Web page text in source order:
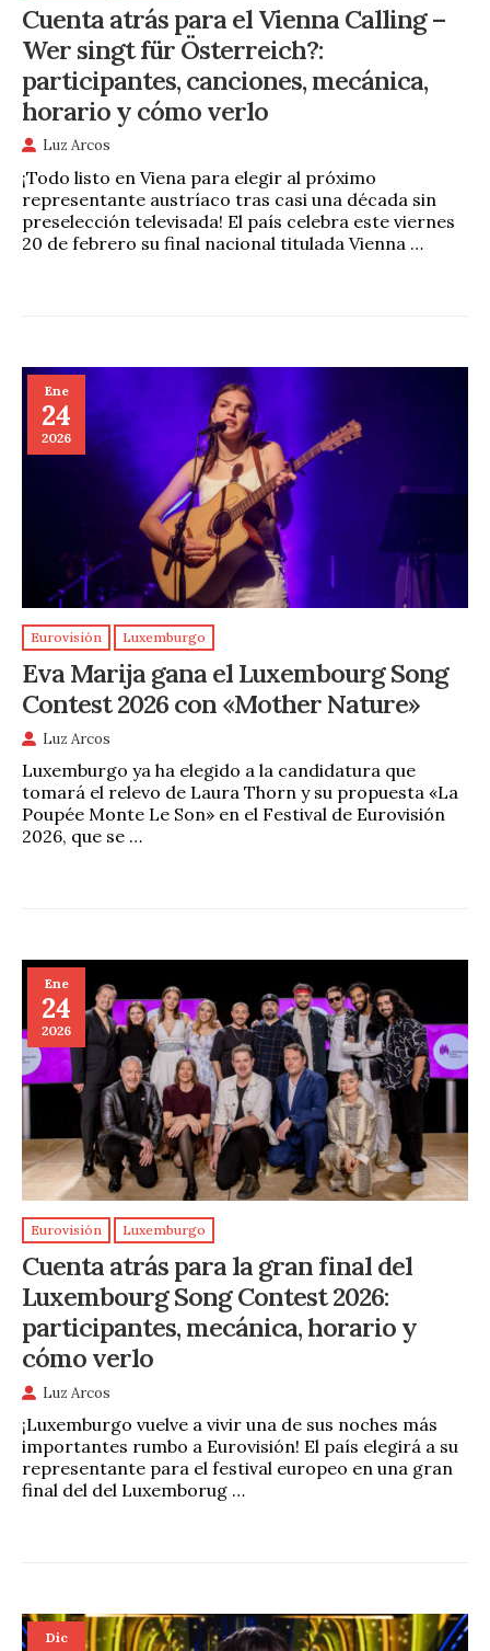
Cuenta atrás para el Vienna Calling –
Wer singt für Österreich?:
participantes, canciones, mecánica,
horario y cómo verlo
Luz Arcos
¡Todo listo en Viena para elegir al próximo
representante austríaco tras casi una década sin
preselección televisada! El país celebra este viernes
20 de febrero su final nacional titulada Vienna …
Ene
24
2026
Eurovisión Luxemburgo
Eva Marija gana el Luxembourg Song
Contest 2026 con «Mother Nature»
Luz Arcos
Luxemburgo ya ha elegido a la candidatura que
tomará el relevo de Laura Thorn y su propuesta «La
Poupée Monte Le Son» en el Festival de Eurovisión
2026, que se …
Ene
24
2026
Eurovisión Luxemburgo
Cuenta atrás para la gran final del
Luxembourg Song Contest 2026:
participantes, mecánica, horario y
cómo verlo
Luz Arcos
¡Luxemburgo vuelve a vivir una de sus noches más
importantes rumbo a Eurovisión! El país elegirá a su
representante para el festival europeo en una gran
final del del Luxemborug …
Dic